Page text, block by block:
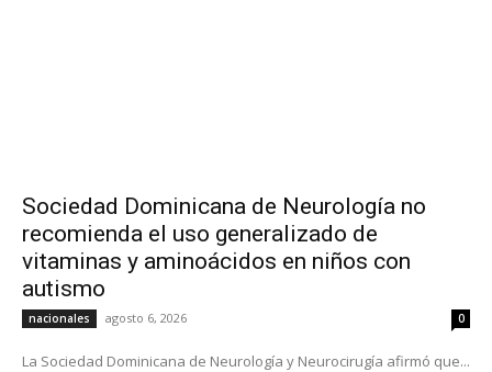
Sociedad Dominicana de Neurología no
recomienda el uso generalizado de
vitaminas y aminoácidos en niños con
autismo
nacionales agosto 6, 2026 0
La Sociedad Dominicana de Neurología y Neurocirugía afirmó que...